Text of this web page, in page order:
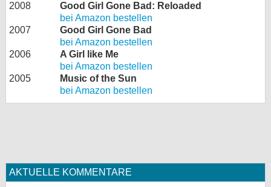
2008
Good Girl Gone Bad: Reloaded
bei Amazon bestellen
2007
Good Girl Gone Bad
bei Amazon bestellen
2006
A Girl like Me
bei Amazon bestellen
2005
Music of the Sun
bei Amazon bestellen
AKTUELLE KOMMENTARE